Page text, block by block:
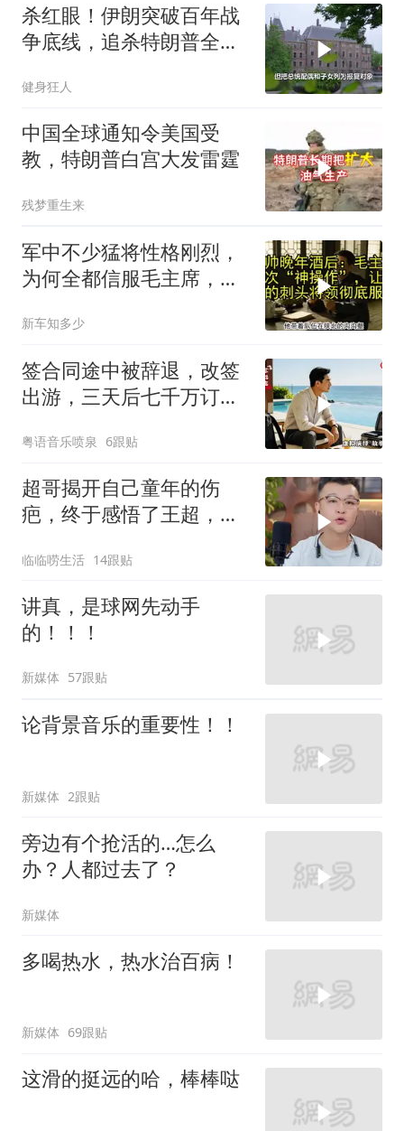
杀红眼！伊朗突破百年战
争底线，追杀特朗普全
健身狂人
中国全球通知令美国受
教，特朗普白宫大发雷霆
残梦重生来
军中不少猛将性格刚烈，
为何全都信服毛主席，这
新车知多少
签合同途中被辞退，改签
出游，三天后七千万订单
粤语音乐喷泉 6跟贴
超哥揭开自己童年的伤
疤，终于感悟了王超，他
临临唠生活 14跟贴
讲真，是球网先动手
的！！！
新媒体 57跟贴
论背景音乐的重要性！！
新媒体 2跟贴
旁边有个抢活的…怎么
办？人都过去了？
新媒体
多喝热水，热水治百病！
新媒体 69跟贴
这滑的挺远的哈，棒棒哒